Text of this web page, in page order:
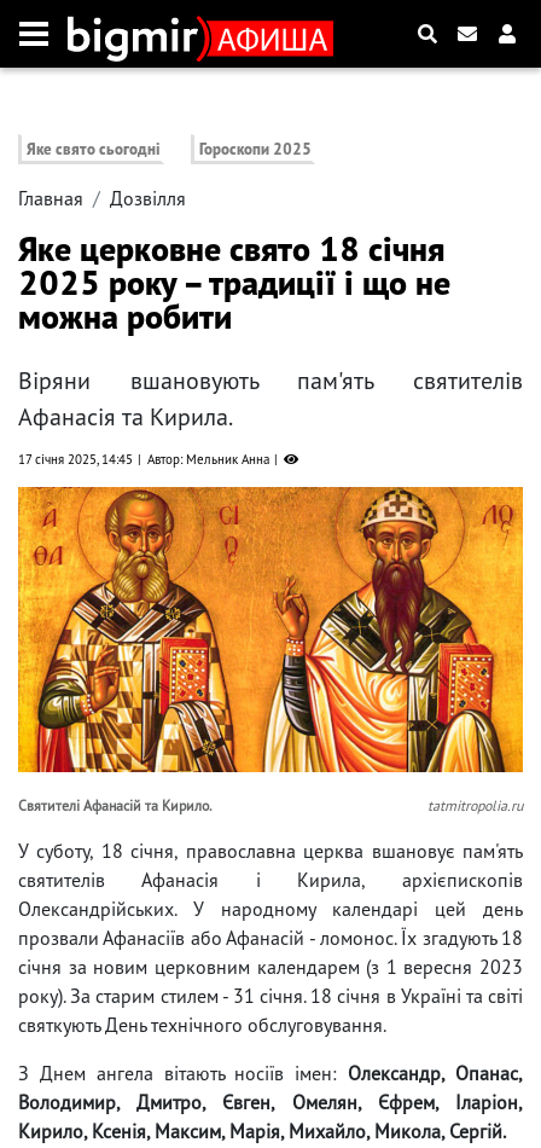
Яке свято сьогодні Гороскопи 2025
Главная Дозвілля
Яке церковне свято 18 січня
2025 року – традиції і що не
можна робити
Віряни вшановують пам'ять святителів
Афанасія та Кирила.
17 січня 2025, 14:45 Автор: Мельник Анна
Святителі Афанасій та Кирило. tatmitropolia.ru
У суботу, 18 січня, православна церква вшановує пам'ять
святителів Афанасія і Кирила, архієпископів
Олександрійських. У народному календарі цей день
прозвали Афанасіїв або Афанасій - ломонос. Їх згадують 18
січня за новим церковним календарем (з 1 вересня 2023
року). За старим стилем - 31 січня. 18 січня в Україні та світі
святкують День технічного обслуговування.
З Днем ангела вітають носіїв імен: Олександр, Опанас,
Володимир, Дмитро, Євген, Омелян, Єфрем, Іларіон,
Кирило, Ксенія, Максим, Марія, Михайло, Микола, Сергій.